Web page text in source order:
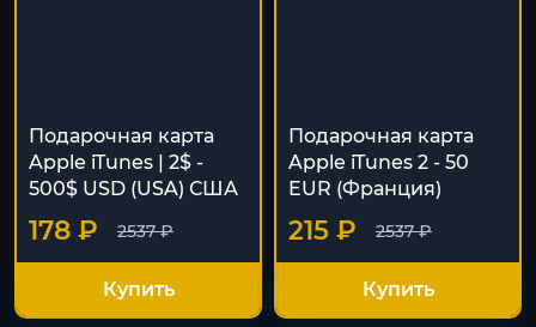
Подарочная карта
Apple iTunes | 2$ -
500$ USD (USA) США
2537 ₽
178 ₽
Купить
Подарочная карта
Apple iTunes 2 - 50
EUR (Франция)
2537 ₽
215 ₽
Купить